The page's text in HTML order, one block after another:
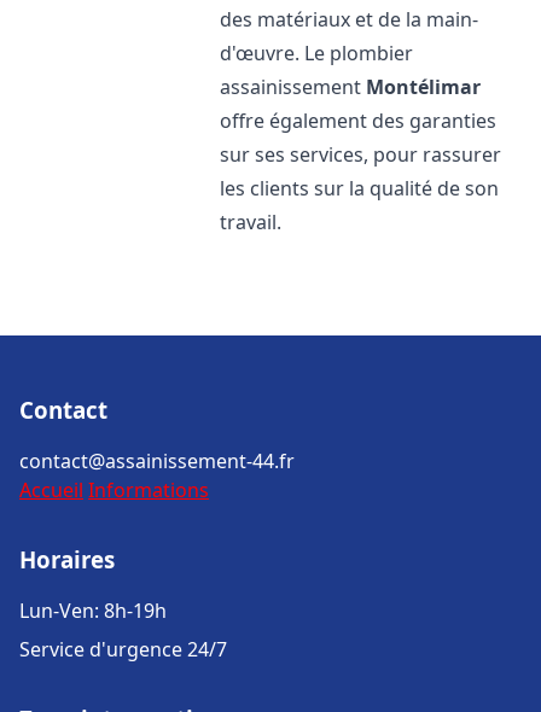
des matériaux et de la main-
d'œuvre. Le plombier
assainissement Montélimar
offre également des garanties
sur ses services, pour rassurer
les clients sur la qualité de son
travail.
Contact
contact@assainissement-44.fr
Accueil Informations
Horaires
Lun-Ven: 8h-19h
Service d'urgence 24/7